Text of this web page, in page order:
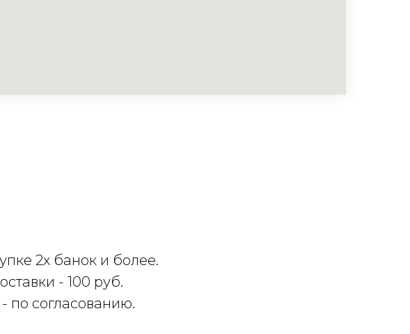
2х банок и более.
- 100 руб.
по согласованию.